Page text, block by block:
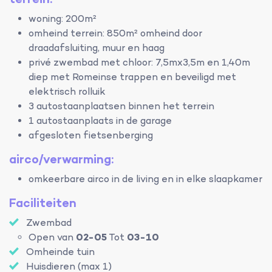
woning: 200m²
omheind terrein: 850m² omheind door
draadafsluiting, muur en haag
privé zwembad met chloor: 7,5mx3,5m en 1,40m
diep met Romeinse trappen en beveiligd met
elektrisch rolluik
3 autostaanplaatsen binnen het terrein
1 autostaanplaats in de garage
afgesloten fietsenberging
airco/verwarming:
omkeerbare airco in de living en in elke slaapkamer
Faciliteiten
Zwembad
Open van 02-05Tot 03-10
Omheinde tuin
Huisdieren (max 1)